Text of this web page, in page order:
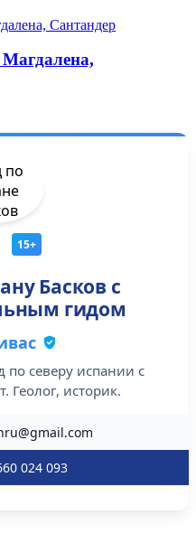
15+
Басков с
гидом
северу испании с
Геолог, историк.
024 093